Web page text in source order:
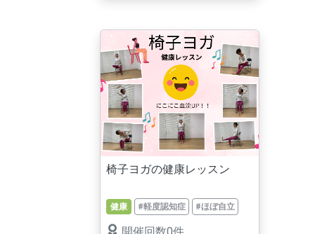
椅子ヨガの健康レッスン
健康 #軽度認知症 #ほぼ自立